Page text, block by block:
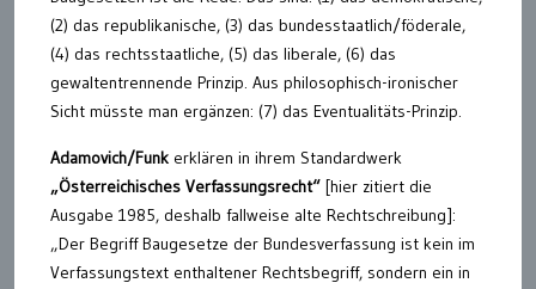
(2) das republikanische, (3) das bundesstaatlich/föderale,
(4) das rechtsstaatliche, (5) das liberale, (6) das
gewaltentrennende Prinzip. Aus philosophisch-ironischer
Sicht müsste man ergänzen: (7) das Eventualitäts-Prinzip.
Adamovich/Funk erklären in ihrem Standardwerk
„Österreichisches Verfassungsrecht“ [hier zitiert die
Ausgabe 1985, deshalb fallweise alte Rechtschreibung]:
„Der Begriff Baugesetze der Bundesverfassung ist kein im
Verfassungstext enthaltener Rechtsbegriff, sondern ein in